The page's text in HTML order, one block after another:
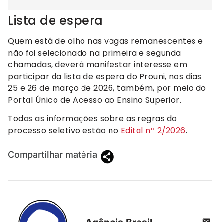
Lista de espera
Quem está de olho nas vagas remanescentes e
não foi selecionado na primeira e segunda
chamadas, deverá manifestar interesse em
participar da lista de espera do Prouni, nos dias
25 e 26 de março de 2026, também, por meio do
Portal Único de Acesso ao Ensino Superior.
Todas as informações sobre as regras do
processo seletivo estão no Edital nº 2/2026.
Compartilhar matéria